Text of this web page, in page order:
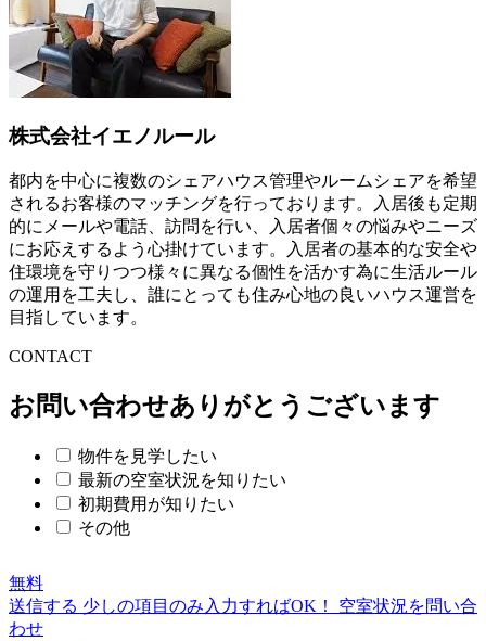
株式会社イエノルール
都内を中心に複数のシェアハウス管理やルームシェアを希望
されるお客様のマッチングを行っております。入居後も定期
的にメールや電話、訪問を行い、入居者個々の悩みやニーズ
にお応えするよう心掛けています。入居者の基本的な安全や
住環境を守りつつ様々に異なる個性を活かす為に生活ルール
の運用を工夫し、誰にとっても住み心地の良いハウス運営を
目指しています。
CONTACT
お問い合わせありがとうございます
物件を見学したい
最新の空室状況を知りたい
初期費用が知りたい
その他
無料
送信する 少しの項目のみ入力すればOK！
空室状況を問い合
わせ